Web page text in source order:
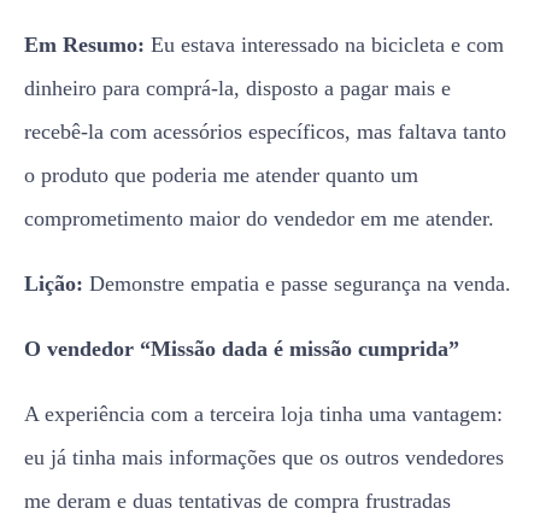
Em Resumo: Eu estava interessado na bicicleta e com
dinheiro para comprá-la, disposto a pagar mais e
recebê-la com acessórios específicos, mas faltava tanto
o produto que poderia me atender quanto um
comprometimento maior do vendedor em me atender.
Lição: Demonstre empatia e passe segurança na venda.
O vendedor “Missão dada é missão cumprida”
A experiência com a terceira loja tinha uma vantagem:
eu já tinha mais informações que os outros vendedores
me deram e duas tentativas de compra frustradas